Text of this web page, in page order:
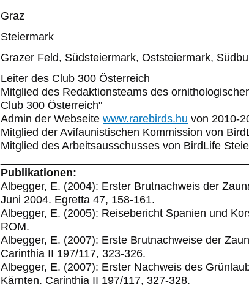
Graz
Steiermark
Grazer Feld, Südsteiermark, Oststeiermark,
Leiter des Club 300 Österreich
Mitglied des Redaktionsteams des
Club 300 Österreich"
Admin der Webseite www.rarebirds.hu von 2010-
Mitglied der Avifaunistischen Kommission von
Mitglied des Arbeitsausschusses von BirdLife
Publikationen:
Albegger, E. (2004): Erster Brutnachweis der
Juni 2004. Egretta 47, 158-161.
Albegger, E. (2005): Reisebericht Spanien und
ROM.
Albegger, E. (2007): Erste Brutnachweise der
Carinthia II 197/117, 323-326.
Albegger, E. (2007): Erster Nachweis des
Kärnten. Carinthia II 197/117, 327-328.